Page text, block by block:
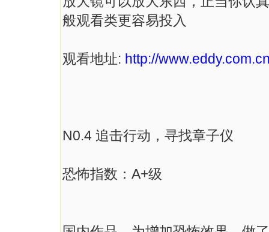
般观看类更容易投入
观看地址: http://
N0.4 追击行动，寻找章子仪
恐怖指数：A+级